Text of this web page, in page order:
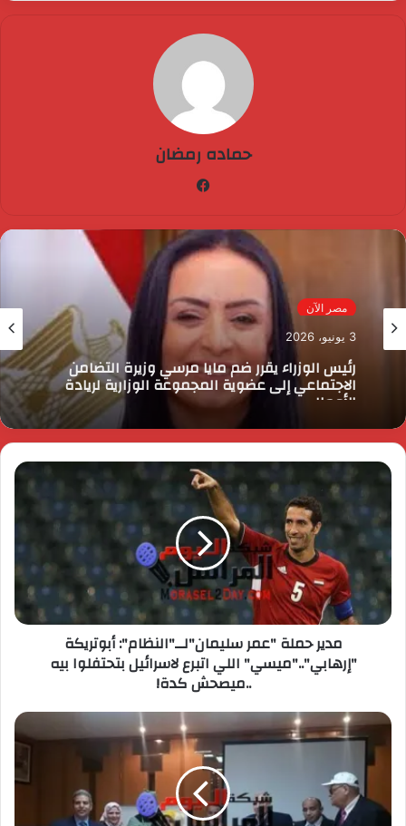
حماده رمضان
مصر الآن
3 يونيو، 2026
رئيس الوزراء يقرر ضم مايا مرسي وزيرة التضامن
الاجتماعي إلى عضوية المجموعة الوزارية لريادة
الأعمال
مدير حملة "عمر سليمان"لــ"النظام": أبوتريكة
"إرهابي".."ميسي" اللي اتبرع لاسرائيل بتحتفلوا بيه
..ميصحش كدة!